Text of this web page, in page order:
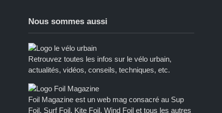
Nous sommes aussi
Retrouvez toutes les infos sur le vélo urbain,
actualités, vidéos, conseils, techniques, etc.
Foil Magazine est un web mag consacré au Sup
Foil, Surf Foil, Kite Foil, Wind Foil et tous les autres